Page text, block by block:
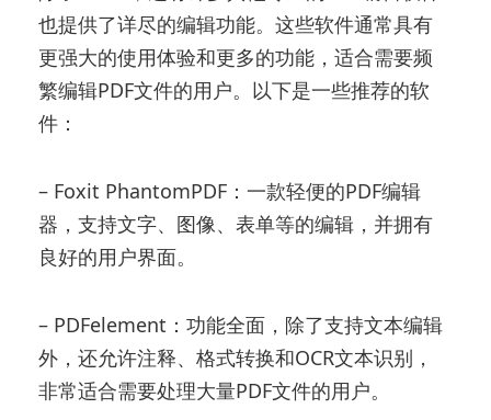
也提供了详尽的编辑功能。这些软件通常具有
更强大的使用体验和更多的功能，适合需要频
繁编辑PDF文件的用户。以下是一些推荐的软
件：
– Foxit PhantomPDF：一款轻便的PDF编辑
器，支持文字、图像、表单等的编辑，并拥有
良好的用户界面。
– PDFelement：功能全面，除了支持文本编辑
外，还允许注释、格式转换和OCR文本识别，
非常适合需要处理大量PDF文件的用户。